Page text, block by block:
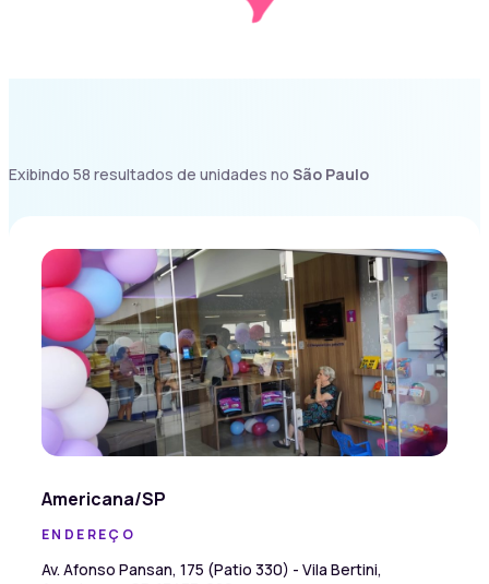
Exibindo 58 resultados de unidades no São Paulo
Americana/SP
ENDEREÇO
Av. Afonso Pansan, 175 (Patio 330) - Vila Bertini,